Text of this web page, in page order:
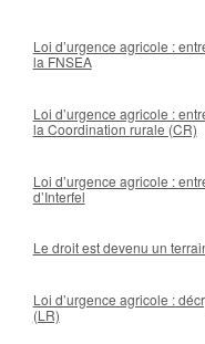
Loi d’urgence agricole :
la FNSEA
Loi d’urgence agricole :
la Coordination rurale (CR)
Loi d’urgence agricole :
d’Interfel
Le droit est devenu un
Loi d’urgence agricole :
(LR)